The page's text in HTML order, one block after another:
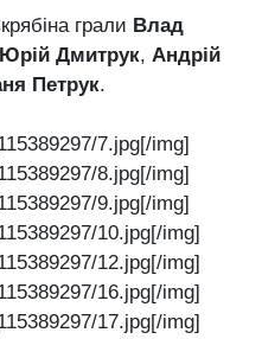
грали Влад
Юрій Дмитрук, Андрій
Петрук.
7.jpg[/img]
8.jpg[/img]
9.jpg[/img]
10.jpg[/img]
12.jpg[/img]
16.jpg[/img]
17.jpg[/img]